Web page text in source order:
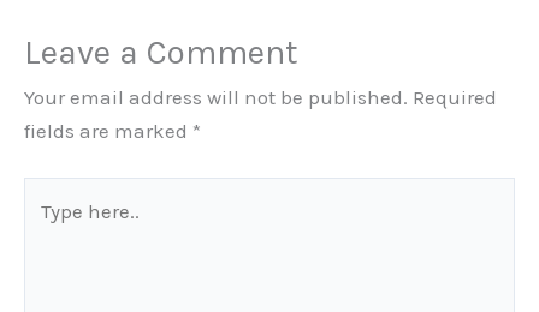
Leave a Comment
Your email address will not be published. Required
fields are marked *
here..